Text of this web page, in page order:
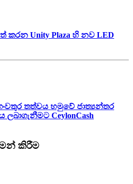
Unity Plaza හි නව LED
තත්වය හමුවේ ජාත්‍යන්තර
ලබාගැනීමට CeylonCash
කිරීම